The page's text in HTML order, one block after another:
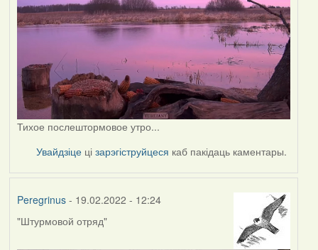
Тихое послештормовое утро...
Увайдзіце цізарэгіструйцеся каб пакідаць каментары.
Peregrinus- 19.02.2022 - 12:24
"Штурмовой отряд"